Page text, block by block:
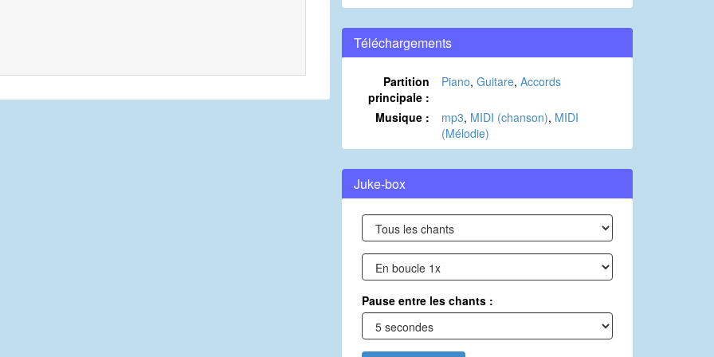
Téléchargements
Partition
principale :
Piano, Guitare, Accords
Musique : mp3, MIDI (chanson), MIDI
(Mélodie)
Juke-box
Pause entre les chants :